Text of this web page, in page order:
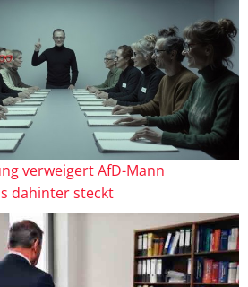
verweigert AfD-Mann
dahinter steckt